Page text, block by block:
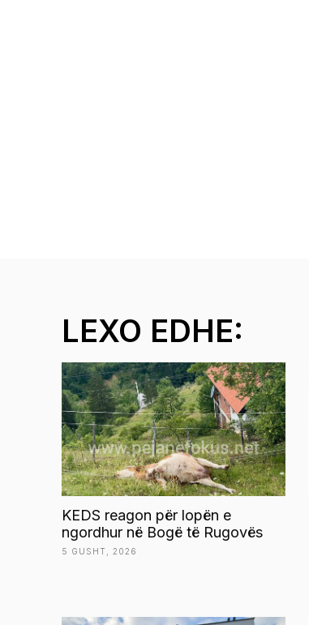
LEXO EDHE:
KEDS reagon për lopën e
ngordhur në Bogë të Rugovës
5 GUSHT, 2026